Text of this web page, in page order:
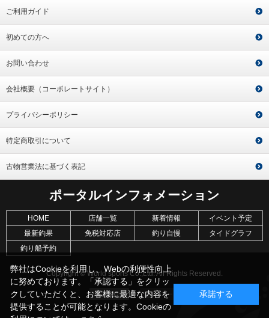
ご利用ガイド
初めての方へ
お問い合わせ
会社概要（コーポレートサイト）
プライバシーポリシー
特定商取引について
古物営業法に基づく表記
ポータルインフォメーション
HOME 店舗一覧 新着情報
イベント予定
最新釣果
免税対応店 釣り自慢
タイドグラフ
釣り船予約
Copyright © World sports Co.,Ltd. All Rights Reserved.
弊社はCookieを利用し、Webの利便性向上
に努めております。「承認する」をクリッ
クしていただくと、お客様に最適な内容を
提供することが可能となります。Cookieの
承諾する